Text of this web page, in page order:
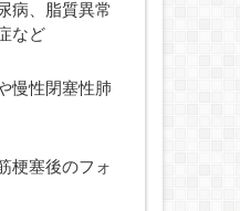
病、脂質異常
など
慢性閉塞性肺
梗塞後のフォ